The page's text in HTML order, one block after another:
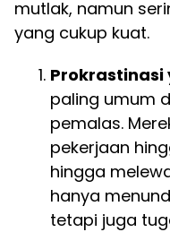
mutlak, namun
yang cukup kuat.
Prokrastinasi
paling umum
pemalas.
pekerjaan
hingga
hanya
tetapi juga